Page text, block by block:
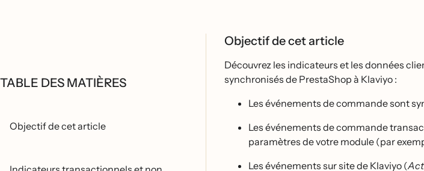
TABLE DES MATIÈRES
Objectif de cet article
Objectif de cet article
Découvrez les indicateurs et les données
synchronisés de PrestaShop à Klaviyo :
Les événements de commande sont
Les événements de commande
paramètres de votre module (par
Les événements sur site de Klaviyo (